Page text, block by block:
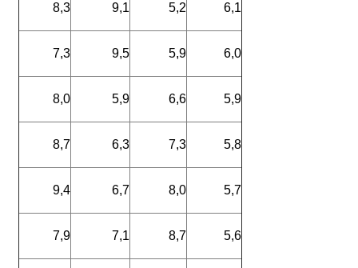
8,3 9,1 5,2 6,1
7,3 9,5 5,9 6,0
8,0 5,9 6,6 5,9
8,7 6,3 7,3 5,8
9,4 6,7 8,0 5,7
7,9 7,1 8,7 5,6